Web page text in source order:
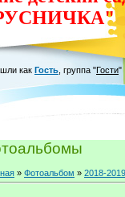
как Гость группа "Гости"
» Фотоальбом » 2018-2019